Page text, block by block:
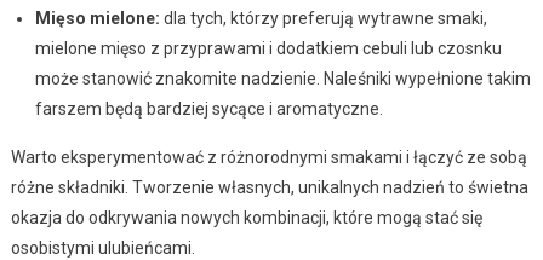
Mięso mielone: dla tych, którzy preferują wytrawne smaki,
mielone mięso z przyprawami i dodatkiem cebuli lub czosnku
może stanowić znakomite nadzienie. Naleśniki wypełnione takim
farszem będą bardziej sycące i aromatyczne.
Warto eksperymentować z różnorodnymi smakami i łączyć ze sobą
różne składniki. Tworzenie własnych, unikalnych nadzień to świetna
okazja do odkrywania nowych kombinacji, które mogą stać się
osobistymi ulubieńcami.